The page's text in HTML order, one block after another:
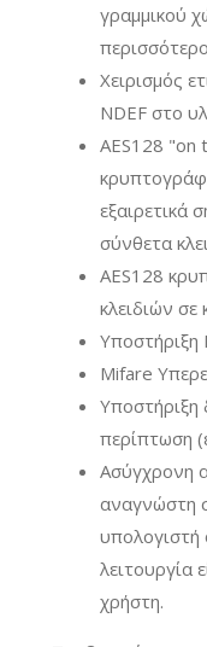
γραμμικού
Χειρισμός
NDEF στο
AES128 "on
εξαιρετικά
σύνθετα
AES128
κλειδιών σε
Mifare
Υποστήριξη
περίπτωση
Ασύγχρονη
αναγνώστη
υπολογιστή
λειτουργία
χρήστη.